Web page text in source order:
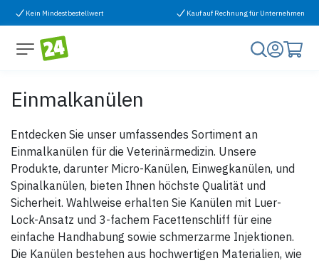
Zum Inhalt springen
Kein Mindestbestellwert Kauf auf Rechnung für Unternehmen
Einmalkanülen
Entdecken Sie unser umfassendes Sortiment an
Einmalkanülen für die Veterinärmedizin. Unsere
Produkte, darunter Micro-Kanülen, Einwegkanülen, und
Spinalkanülen, bieten Ihnen höchste Qualität und
Sicherheit. Wahlweise erhalten Sie Kanülen mit Luer-
Lock-Ansatz und 3-fachem Facettenschliff für eine
einfache Handhabung sowie schmerzarme Injektionen.
Die Kanülen bestehen aus hochwertigen Materialien, wie